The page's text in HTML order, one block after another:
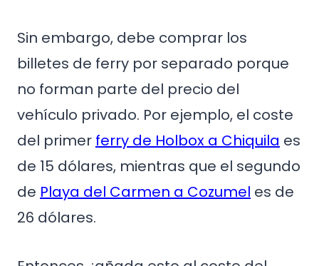
Sin embargo, debe comprar los
billetes de ferry por separado porque
no forman parte del precio del
vehículo privado. Por ejemplo, el coste
del primer ferry de Holbox a Chiquila es
de 15 dólares, mientras que el segundo
de Playa del Carmen a Cozumel es de
26 dólares.